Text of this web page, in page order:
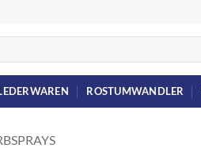
ROSTUMWANDLER